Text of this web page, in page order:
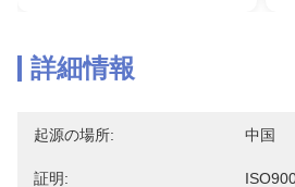
詳細情報
起源の場所: 中国
証明: